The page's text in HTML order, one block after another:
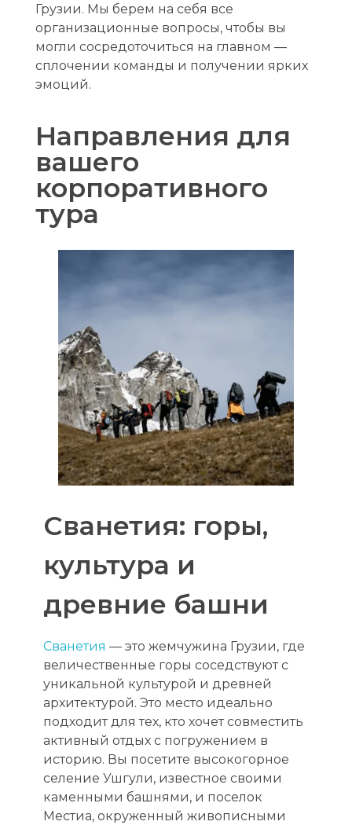
u
b
Грузии. Мы берем на себя все
организационные вопросы, чтобы вы
могли сосредоточиться на главном —
сплочении команды и получении ярких
эмоций.
Направления для
вашего
корпоративного
тура
Сванетия: горы,
культура и
древние башни
Сванетия — это жемчужина Грузии, где
величественные горы соседствуют с
уникальной культурой и древней
архитектурой. Это место идеально
подходит для тех, кто хочет совместить
активный отдых с погружением в
историю. Вы посетите высокогорное
селение Ушгули, известное своими
каменными башнями, и поселок
Местиа, окруженный живописными